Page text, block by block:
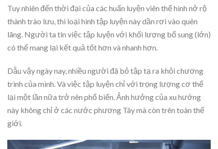
Tuy nhiên đến thời đại của các huấn luyện viên thể hình nở rộ
thành trào lưu, thì loại hình tập luyện này dần rơi vào quên
lãng. Người ta tin việc tập luyện với khối lượng bổ sung (lớn)
có thể mang lại kết quả tốt hơn và nhanh hơn.
Dẫu vậy ngày nay, nhiều người đã bỏ tập tạ ra khỏi chương
trình của mình. Và việc tập luyện chỉ với trọng lượng cơ thể
lại một lần nữa trở nên phổ biến. Ảnh hưởng của xu hướng
này không chỉ ở các nước phương Tây mà còn trên toàn thế
giới.